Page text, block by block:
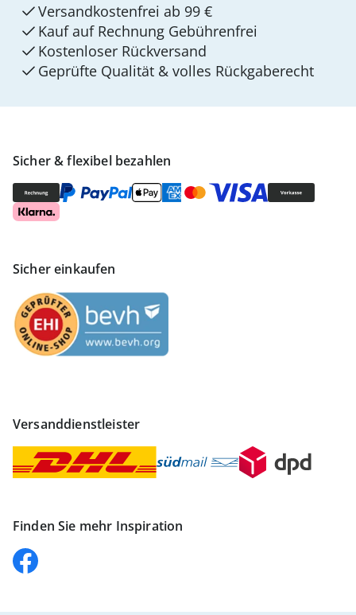
Sicher & flexibel bezahlen
Sicher einkaufen
Versanddienstleister
Finden Sie mehr Inspiration
Versandkostenfrei ab 99 €
Kauf auf Rechnung Gebührenfrei
Kostenloser Rückversand
Geprüfte Qualität & volles Rückgaberecht